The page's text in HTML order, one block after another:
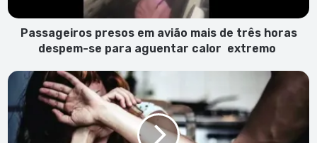
despem-
calor
extremo
Passageiros presos em avião mais de três horas
despem-se para aguentar calor extremo
Fogo:
Alegado
agressor
proibido
de